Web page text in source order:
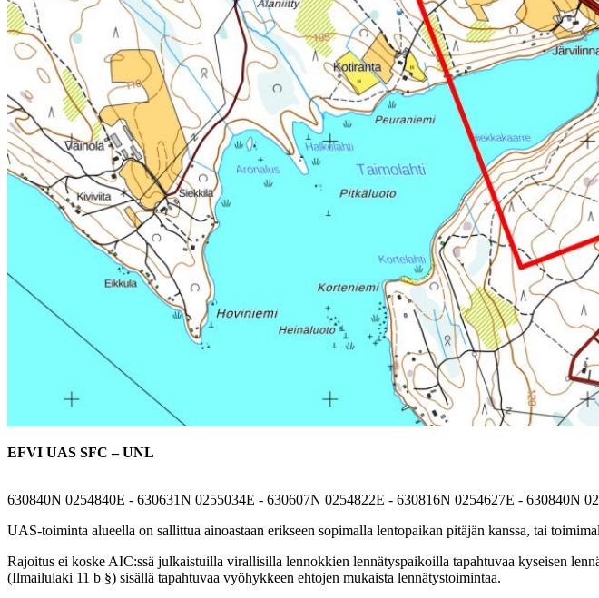
EFVI UAS SFC – UNL
630840N 0254840E - 630631N 0255034E - 630607N 0254822E - 630816N 0254627E - 630840N
UAS-toiminta alueella on sallittua ainoastaan erikseen sopimalla lentopaikan pitäjän kanssa, tai
Rajoitus ei koske AIC:ssä julkaistuilla virallisilla lennokkien lennätyspaikoilla tapahtuvaa kyseisen
(Ilmailulaki 11 b §) sisällä tapahtuvaa vyöhykkeen ehtojen mukaista lennätystoimintaa.